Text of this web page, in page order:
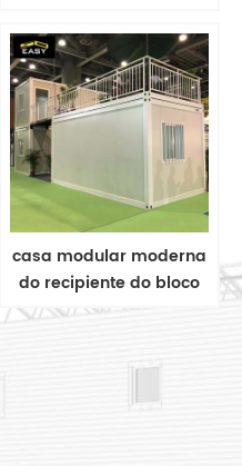
/ cabine portátil
casa modular moderna
do recipiente do bloco
liso da casa pré-
andares / casa /